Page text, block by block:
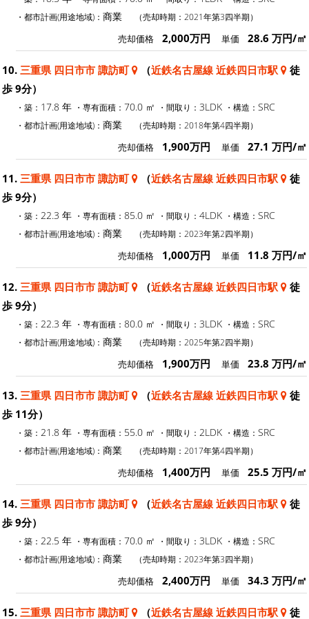
・都市計画(用途地域)： 商業 （売却時期：2021年第3四半期）
売却価格 2,000万円 単価 28.6 万円/㎡
10. 三重県 四日市市 諏訪町 （近鉄名古屋線 近鉄四日市駅
徒
歩 9分）
・築： 17.8 年 ・専有面積： 70.0 ㎡ ・間取り： 3LDK ・構造： SRC
・都市計画(用途地域)： 商業 （売却時期：2018年第4四半期）
売却価格 1,900万円 単価 27.1 万円/㎡
11. 三重県 四日市市 諏訪町 （近鉄名古屋線 近鉄四日市駅
徒
歩 9分）
・築： 22.3 年 ・専有面積： 85.0 ㎡ ・間取り： 4LDK ・構造： SRC
・都市計画(用途地域)： 商業 （売却時期：2023年第2四半期）
売却価格 1,000万円 単価 11.8 万円/㎡
12. 三重県 四日市市 諏訪町 （近鉄名古屋線 近鉄四日市駅
徒
歩 9分）
・築： 22.3 年 ・専有面積： 80.0 ㎡ ・間取り： 3LDK ・構造： SRC
・都市計画(用途地域)： 商業 （売却時期：2025年第2四半期）
売却価格 1,900万円 単価 23.8 万円/㎡
13. 三重県 四日市市 諏訪町 （近鉄名古屋線 近鉄四日市駅
徒
歩 11分）
・築： 21.8 年 ・専有面積： 55.0 ㎡ ・間取り： 2LDK ・構造： SRC
・都市計画(用途地域)： 商業 （売却時期：2017年第4四半期）
売却価格 1,400万円 単価 25.5 万円/㎡
14. 三重県 四日市市 諏訪町 （近鉄名古屋線 近鉄四日市駅
徒
歩 9分）
・築： 22.5 年 ・専有面積： 70.0 ㎡ ・間取り： 3LDK ・構造： SRC
・都市計画(用途地域)： 商業 （売却時期：2023年第3四半期）
売却価格 2,400万円 単価 34.3 万円/㎡
15. 三重県 四日市市 諏訪町 （近鉄名古屋線 近鉄四日市駅 徒